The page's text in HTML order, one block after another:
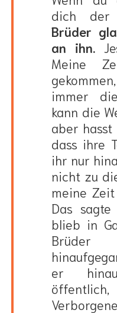
dich der
Brüder
an ihn.
Meine
immer
kann die
aber hasst
dass ihre
ihr nur
nicht zu
meine
Das
blieb in
er